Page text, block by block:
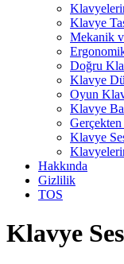
Klavye
Mekanik
Doğru
Klavye
Oyun
Klavye
Gerçekten
Klavye
Hakkında
Gizlilik
TOS
Klavye